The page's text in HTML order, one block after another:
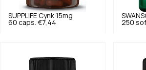
SUPPLIFE Cynk 15mg
60 caps. €7,44
250